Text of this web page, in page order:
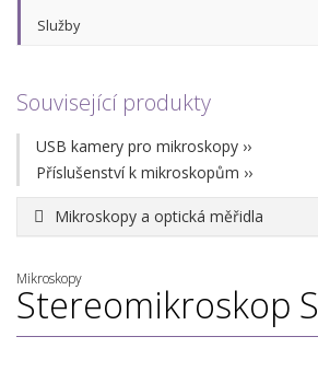
Služby
Související produkty
USB kamery pro mikroskopy ››
Příslušenství k mikroskopům ››
Mikroskopy a optická měřidla
Mikroskopy
Stereomikroskop